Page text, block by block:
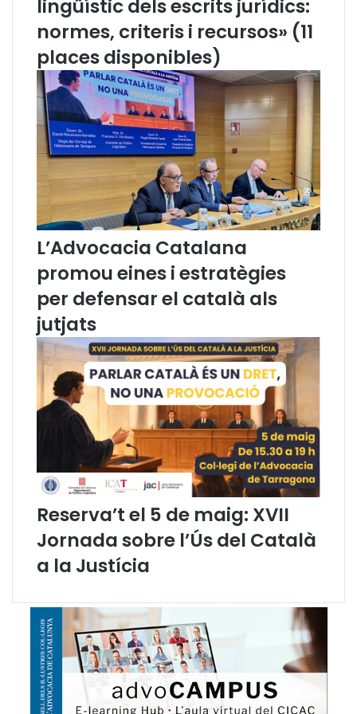
d
e
p
o
i
c
l
g
ü
s
t
c
a
a
c
o
n
s
e
n
t
i
t
a
t
s
o
c
l
s
p
e
p
o
t
e
i
r
s
e
f
u
g
lingüístic dels escrits jurídics:
normes, criteris i recursos» (11
places disponibles)
L’Advocacia Catalana
promou eines i estratègies
per defensar el català als
jutjats
Reserva’t el 5 de maig: XVII
Jornada sobre l’Ús del Català
a la Justícia